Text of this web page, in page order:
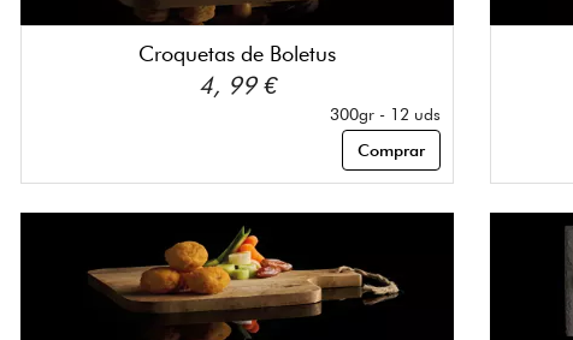
Croquetas de Boletus
4, 99 €
300gr - 12 uds
Comprar